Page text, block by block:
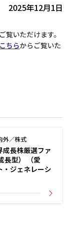
2025年12月1日
覧いただけます。
こちらからご覧いた
外／株式
長株厳選ファ
長型） （愛
・ジェネレーシ